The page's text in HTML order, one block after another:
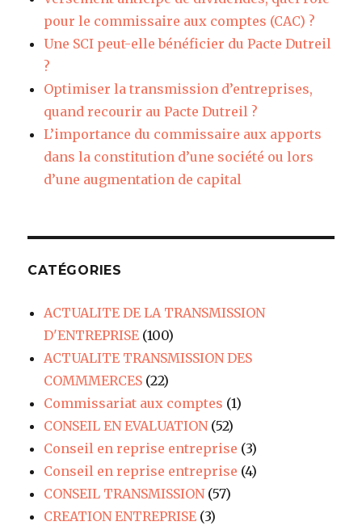
pour le commissaire aux comptes (CAC) ?
Une SCI peut-elle bénéficier du Pacte Dutreil
?
Optimiser la transmission d’entreprises,
quand recourir au Pacte Dutreil ?
L’importance du commissaire aux apports
dans la constitution d’une société ou lors
d’une augmentation de capital
CATÉGORIES
ACTUALITE DE LA TRANSMISSION
D'ENTREPRISE (100)
ACTUALITE TRANSMISSION DES
COMMMERCES (22)
Commissariat aux comptes (1)
CONSEIL EN EVALUATION(52)
Conseil en reprise entreprise (3)
Conseil en reprise entreprise (4)
CONSEIL TRANSMISSION(57)
CREATION ENTREPRISE (3)